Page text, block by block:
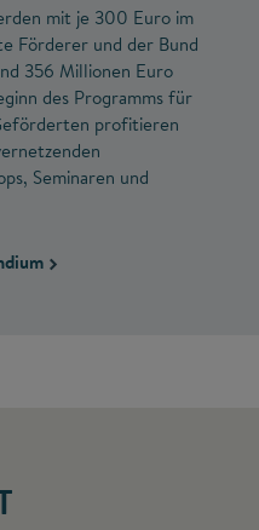
mit je 300 Euro im
Förderer und der Bund
356 Millionen Euro
des Programms für
profitieren
Seminaren und